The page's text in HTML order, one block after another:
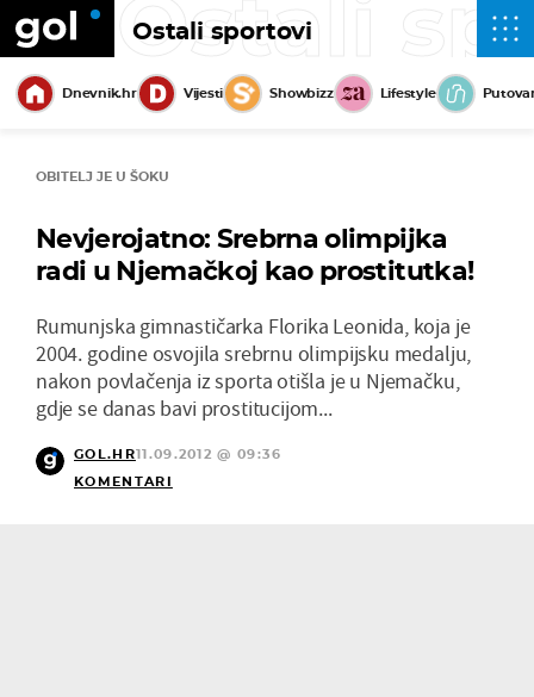
Ostali sportovi
Ostali
Dnevnik.hr Vijesti Showbizz Lifestyle
OBITELJ JE U ŠOKU
Nevjerojatno: Srebrna olimpijka
radi u Njemačkoj kao prostitutka!
Rumunjska gimnastičarka Florika Leonida, koja je
2004. godine osvojila srebrnu olimpijsku medalju,
nakon povlačenja iz sporta otišla je u Njemačku,
gdje se danas bavi prostitucijom...
GOL.HR11.09.2012 @ 09:36
KOMENTARI